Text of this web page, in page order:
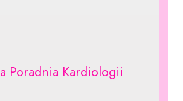
Poradnia Kardiologii